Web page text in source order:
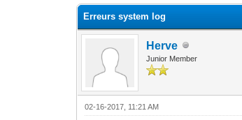
Erreurs system log
Herve
Junior Member
02-16-2017, 11:21 AM